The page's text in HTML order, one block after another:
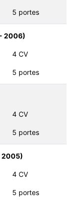
5 portes
- 2006)
4 CV
5 portes
4 CV
5 portes
2005)
4 CV
5 portes